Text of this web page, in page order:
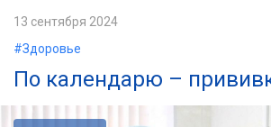
13 сентября 2024
#Здоровье
По календарю –